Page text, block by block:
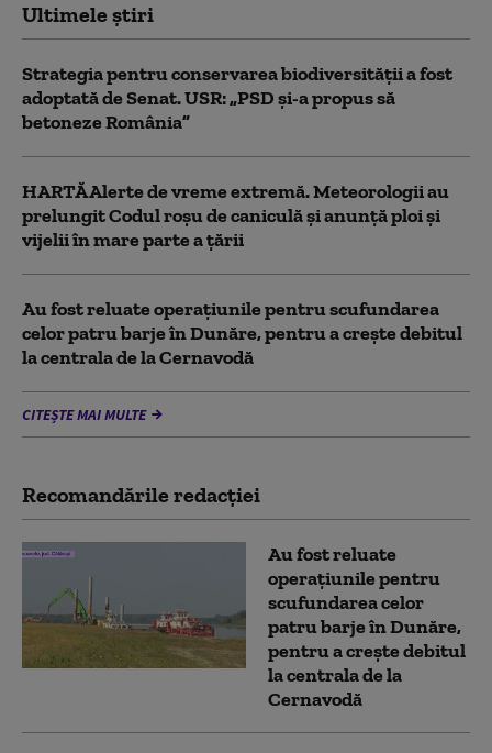
Ultimele știri
Strategia pentru conservarea biodiversității a fost
adoptată de Senat. USR: „PSD și-a propus să
betoneze România”
HARTĂ Alerte de vreme extremă. Meteorologii au
prelungit Codul roșu de caniculă și anunță ploi și
vijelii în mare parte a țării
Au fost reluate operațiunile pentru scufundarea
celor patru barje în Dunăre, pentru a crește debitul
la centrala de la Cernavodă
CITEȘTE MAI MULTE
Recomandările redacţiei
Au fost reluate
operațiunile pentru
scufundarea celor
patru barje în Dunăre,
pentru a crește debitul
la centrala de la
Cernavodă